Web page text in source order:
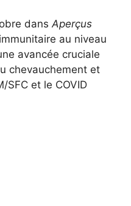
dansAperçus
au niveau
avancée cruciale
chevauchement et
SFC et le COVID